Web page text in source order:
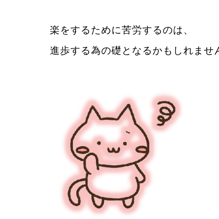
楽をするために苦労するのは、
進歩する為の礎となるかもしれませ